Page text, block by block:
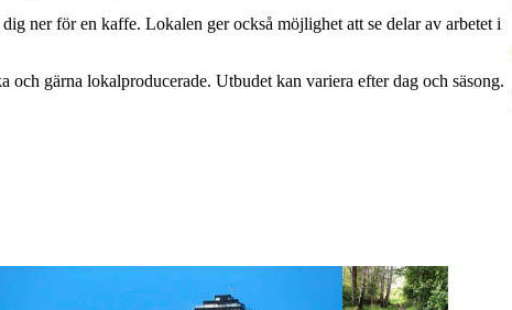
ner för en kaffe. Lokalen ger också möjlighet att se delar av arbetet i
gärna lokalproducerade. Utbudet kan variera efter dag och säsong.